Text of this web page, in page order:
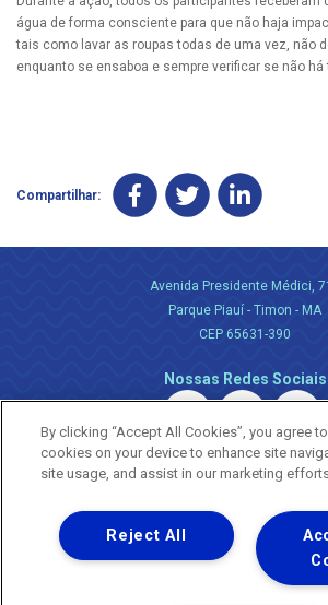
água de forma consciente para que não haja
tais como lavar as roupas todas de uma vez, não
enquanto se ensaboa e sempre verificar se não há
Compartilhar:
Avenida Presidente Médici,
Parque Piauí - Timon - MA
CEP 65631-390
Nossas Redes Sociais
Uma empresa
Copyright ® 2026 - Todos os
Nossa natureza movimenta a
By clicking “Accept All Cookies”, you agree
cookies on your device to enhance site
site usage, and assist in our marketing
Reject All